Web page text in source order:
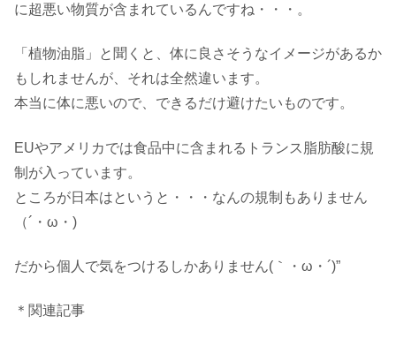
に超悪い物質が含まれているんですね・・・。
「植物油脂」と聞くと、体に良さそうなイメージがあるか
もしれませんが、それは全然違います。
本当に体に悪いので、できるだけ避けたいものです。
EUやアメリカでは食品中に含まれるトランス脂肪酸に規
制が入っています。
ところが日本はというと・・・なんの規制もありません
（´・ω・)
だから個人で気をつけるしかありません(｀・ω・´)”
＊関連記事